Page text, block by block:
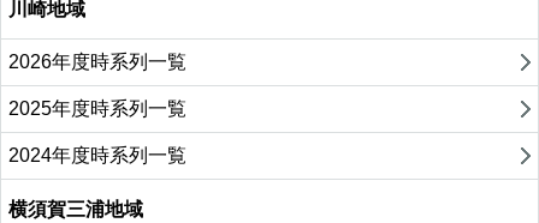
川崎地域
2026年度時系列一覧
2025年度時系列一覧
2024年度時系列一覧
横須賀三浦地域